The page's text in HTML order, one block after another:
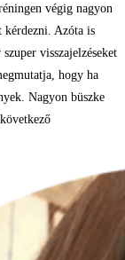
végig nagyon
kérdezni. Azóta is
visszajelzéseket
hogy ha
Nagyon büszke